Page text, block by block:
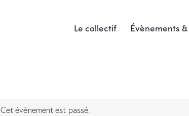
Le collectif Évènements
Cet évènement est passé.